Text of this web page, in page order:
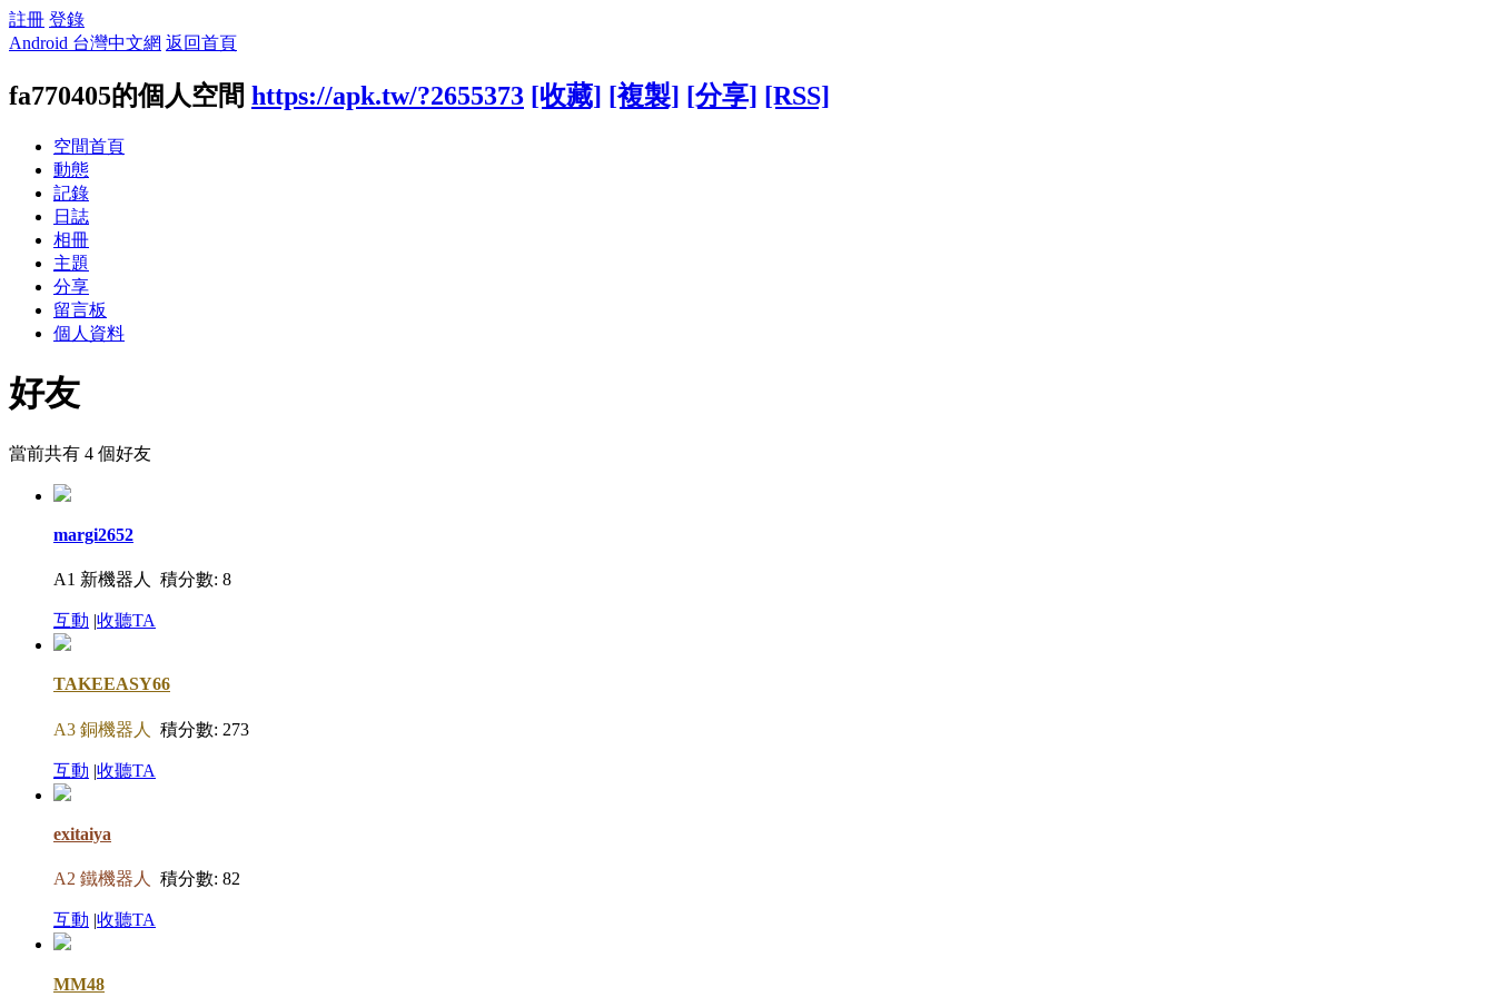
註冊 登錄
Android 台灣中文網 返回首頁
fa770405的個人空間 https://apk.tw/?2655373 [收藏] [複製] [分享] [RSS]
空間首頁
動態
記錄
日誌
相冊
主題
分享
留言板
個人資料
好友
當前共有 4 個好友
margi2652
A1 新機器人 積分數: 8
互動 |收聽TA
TAKEEASY66
A3 銅機器人 積分數: 273
互動 |收聽TA
exitaiya
A2 鐵機器人 積分數: 82
互動 |收聽TA
MM48